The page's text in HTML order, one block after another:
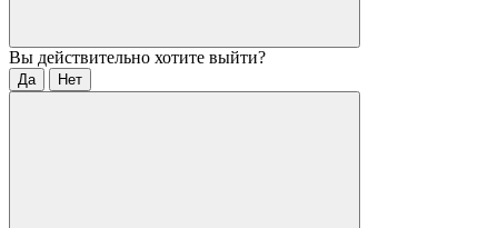
Вы действительно хотите выйти?
Да Нет